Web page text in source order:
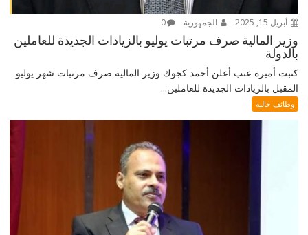
أبريل 15, 2025 الجمهورية 0
وزير المالية صرف مرتبات يوليو بالزيادات الجديدة للعاملين
بالدولة
كتبت أميرة عنب أعلن أحمد كجوك وزير المالية صرف مرتبات شهر يوليو
المقبل بالزيادات الجديدة للعاملين...
وظائف خالية